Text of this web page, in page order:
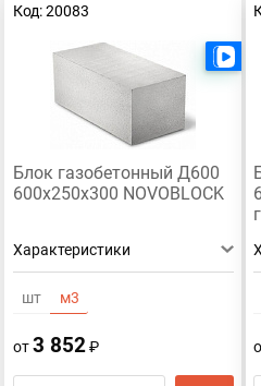
Код: 20083
Блок газобетонный Д600
600х250х300 NOVOBLOCK
Характеристики
шт м3
от3 852₽